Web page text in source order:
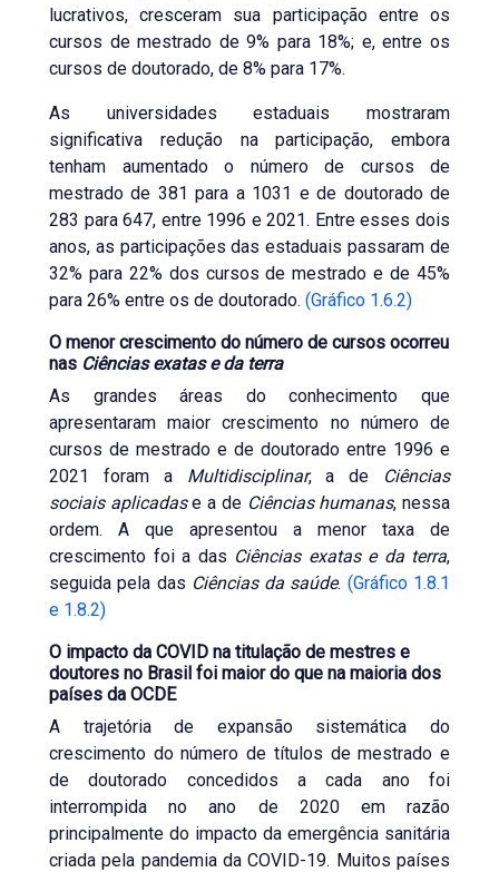
lucrativos, cresceram sua participação entre os
cursos de mestrado de 9% para 18%; e, entre os
cursos de doutorado, de 8% para 17%.
As universidades estaduais mostraram
significativa redução na participação, embora
tenham aumentado o número de cursos de
mestrado de 381 para a 1031 e de doutorado de
283 para 647, entre 1996 e 2021. Entre esses dois
anos, as participações das estaduais passaram de
32% para 22% dos cursos de mestrado e de 45%
para 26% entre os de doutorado. (Gráfico 1.6.2)
O menor crescimento do número de cursos ocorreu
nas Ciências exatas e da terra
As grandes áreas do conhecimento que
apresentaram maior crescimento no número de
cursos de mestrado e de doutorado entre 1996 e
2021 foram a Multidisciplinar, a de
Ciências
sociais aplicadase a de Ciências humanas, nessa
ordem. A que apresentou a menor taxa de
crescimento foi a das Ciências exatas e da terra,
seguida pela das Ciências da saúde. (Gráfico 1.8.1
e 1.8.2)
O impacto da COVID na titulação de mestres e
doutores no Brasil foi maior do que na maioria dos
países da OCDE
A trajetória de expansão sistemática do
crescimento do número de títulos de mestrado e
de doutorado concedidos a cada ano foi
interrompida no ano de 2020 em razão
principalmente do impacto da emergência sanitária
criada pela pandemia da COVID-19. Muitos países